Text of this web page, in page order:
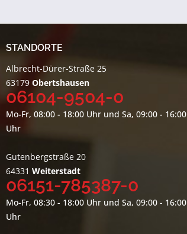
STANDORTE
Albrecht-Dürer-Straße 25
63179 Obertshausen
06104-9504-0
Mo-Fr, 08:00 - 18:00 Uhr und Sa, 09:00 - 16:00
Uhr
Gutenbergstraße 20
64331 Weiterstadt
06151-785387-0
Mo-Fr, 08:30 - 18:00 Uhr und Sa, 09:00 - 16:00
Uhr